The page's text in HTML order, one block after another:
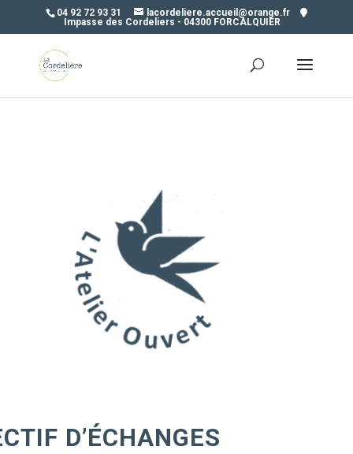
04 92 72 93 31
lacordeliere.accueil@orange.fr
Impasse des Cordeliers - 04300 FORCALQUIER
D’ÉCHANGES